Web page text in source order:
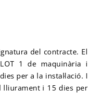
del contracte. El
1 de maquinària i
per a la instal·lació. I
lliurament i 15 dies per